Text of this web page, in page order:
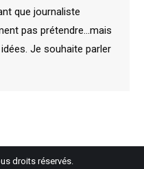
que journaliste
pas prétendre…mais
Je souhaite parler
droits réservés.